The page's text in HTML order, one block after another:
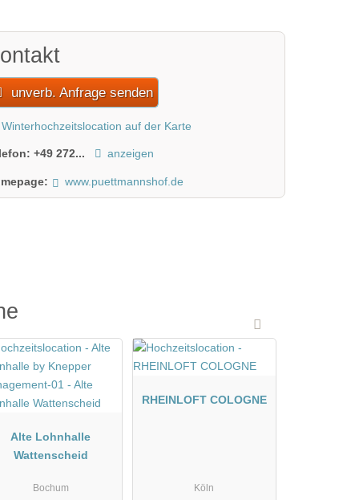
unverb. Anfrage senden
Winterhochzeitslocation auf der Karte
+49 272... anzeigen
www.puettmannshof.de
Alte Lohnhalle
Wattenscheid
Bochum
RHEINLOFT COLOGNE
Köln